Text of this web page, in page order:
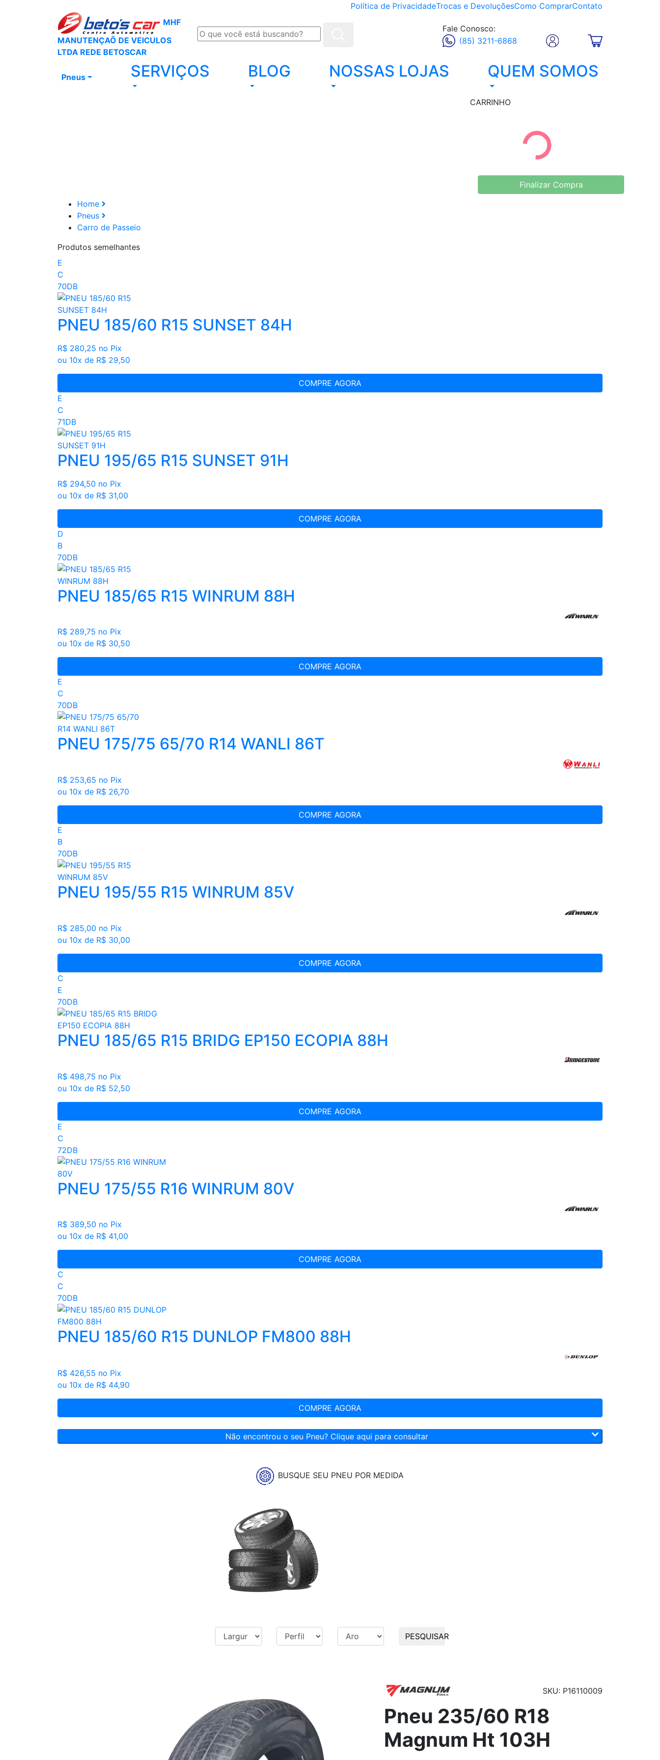
Política de PrivacidadeTrocas e DevoluçõesComo ComprarContato
MHF
MANUTENÇAÕ DE VEICULOS
LTDA REDE BETOSCAR
Fale Conosco:
(85) 3211-6868
Pneus SERVIÇOS BLOG NOSSAS LOJAS QUEM SOMOS
CARRINHO
Finalizar Compra
Home
Pneus
Carro de Passeio
Produtos semelhantes
E
C
70DB
PNEU 185/60 R15 SUNSET 84H
R$ 280,25 no Pix
ou 10x de R$ 29,50
COMPRE AGORA
E
C
71DB
PNEU 195/65 R15 SUNSET 91H
R$ 294,50 no Pix
ou 10x de R$ 31,00
COMPRE AGORA
D
B
70DB
PNEU 185/65 R15 WINRUM 88H
R$ 289,75 no Pix
ou 10x de R$ 30,50
COMPRE AGORA
E
C
70DB
PNEU 175/75 65/70 R14 WANLI 86T
R$ 253,65 no Pix
ou 10x de R$ 26,70
COMPRE AGORA
E
B
70DB
PNEU 195/55 R15 WINRUM 85V
R$ 285,00 no Pix
ou 10x de R$ 30,00
COMPRE AGORA
C
E
70DB
PNEU 185/65 R15 BRIDG EP150 ECOPIA 88H
R$ 498,75 no Pix
ou 10x de R$ 52,50
COMPRE AGORA
E
C
72DB
PNEU 175/55 R16 WINRUM 80V
R$ 389,50 no Pix
ou 10x de R$ 41,00
COMPRE AGORA
C
C
70DB
PNEU 185/60 R15 DUNLOP FM800 88H
R$ 426,55 no Pix
ou 10x de R$ 44,90
COMPRE AGORA
Não encontrou o seu Pneu? Clique aqui para consultar
BUSQUE SEU PNEU POR MEDIDA
PESQUISAR
SKU: P16110009
Pneu 235/60 R18
Magnum Ht 103H